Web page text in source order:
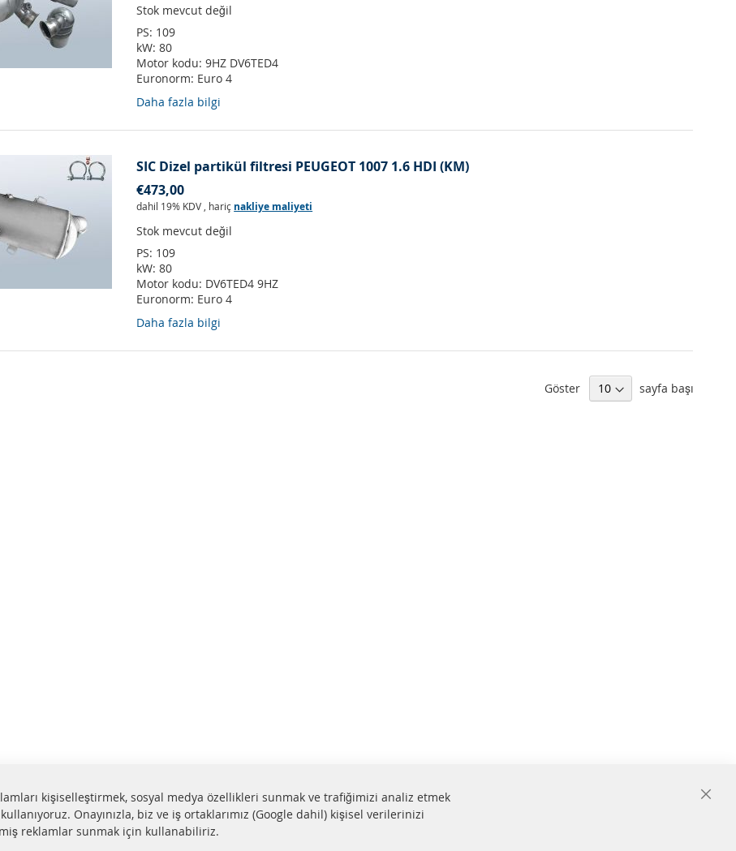
Stok mevcut değil
PS: 109
kW:80
Motor kodu:9HZ DV6TED4
Euronorm: Euro 4
Daha fazla bilgi
SIC Dizel partikül filtresi PEUGEOT 1007 1.6 HDI (KM)
€473,00
dahil 19% KDV , hariç nakliye maliyeti
Stok mevcut değil
PS: 109
kW:80
Motor kodu: DV6TED4 9HZ
Euronorm: Euro 4
Daha fazla bilgi
Göster sayfa başı
Close
kişiselleştirmek, sosyal medya özellikleri sunmak ve trafiğimizi analiz etmek
Onayınızla, biz ve iş ortaklarımız (Google dahil) kişisel verilerinizi
reklamlar sunmak için kullanabiliriz.